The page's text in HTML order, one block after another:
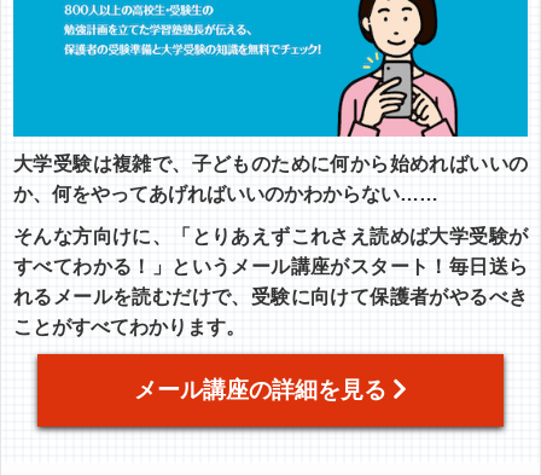
大学受験は複雑で、子どものために何から始めればいいの
か、何をやってあげればいいのかわからない……
そんな方向けに、「とりあえずこれさえ読めば大学受験が
すべてわかる！」というメール講座がスタート！毎日送ら
れるメールを読むだけで、受験に向けて保護者がやるべき
ことがすべてわかります。
メール講座の詳細を見る